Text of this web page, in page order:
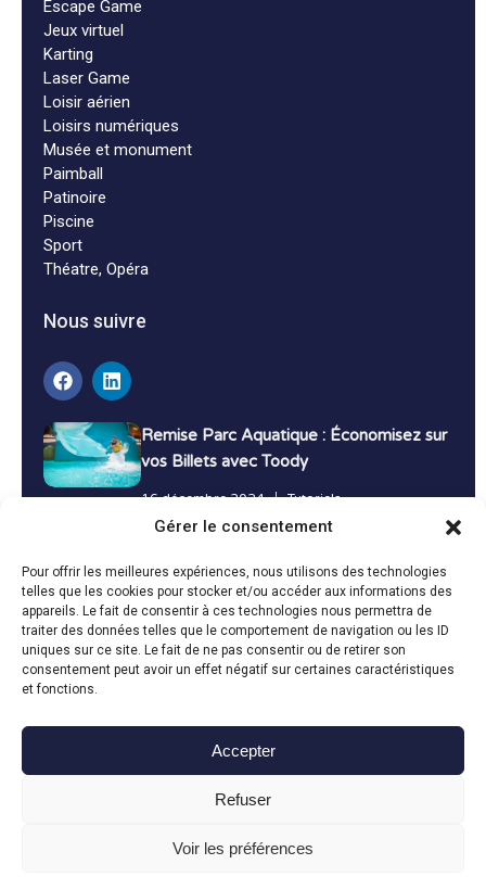
Gérer le consentement
Pour offrir les meilleures expériences, nous utilisons des technologies
telles que les cookies pour stocker et/ou accéder aux informations des
appareils. Le fait de consentir à ces technologies nous permettra de
traiter des données telles que le comportement de navigation ou les ID
uniques sur ce site. Le fait de ne pas consentir ou de retirer son
consentement peut avoir un effet négatif sur certaines caractéristiques
et fonctions.
Accepter
Refuser
Voir les préférences
Escape Game
Jeux virtuel
Karting
Laser Game
Loisir aérien
Loisirs numériques
Musée et monument
Paimball
Patinoire
Piscine
Sport
Théatre, Opéra
Nous suivre
Remise Parc Aquatique : Économisez sur
vos Billets avec Toody
16 décembre 2024 Tutoriels
Vacances avec Toody
13 décembre 2024 Bon plans
Toutes les actualités
Toody © 2024
Politique de confidentialité